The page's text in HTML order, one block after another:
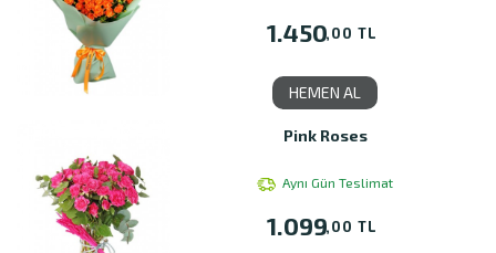
1.450,00 TL
HEMEN AL
Pink Roses
Aynı Gün Teslimat
1.099,00 TL